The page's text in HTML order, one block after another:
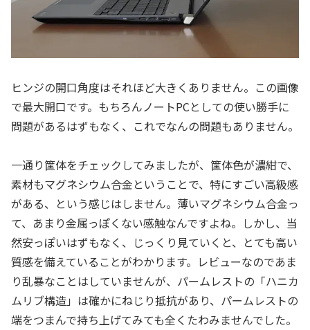
ヒンジの開口角度はそれほど大きくありません。この画像
で最大開口です。もちろんノートPCとしての使い勝手に
問題があるはずもなく、これでなんの問題もありません。
一通り筐体をチェックしてみましたが、筐体色が濃紺で、
素材もマグネシウム合金ということで、特にすごい高級感
がある、という感じはしません。薄いマグネシウム合金っ
て、あまり金属っぽくない感触なんですよね。しかし、当
然安っぽいはずもなく、じっくり見ていくと、とても高い
質感を備えていることがわかります。レビューなのであま
り乱暴なことはしていませんが、パームレストの「ハニカ
ムリブ構造」は確かにねじり抵抗があり、パームレストの
端をつまんで持ち上げてみても全くたわみませんでした。